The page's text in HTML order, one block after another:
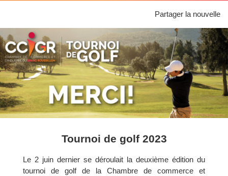
Partager la nouvelle
Tournoi de golf 2023
Le 2 juin dernier se déroulait la deuxième édition du
tournoi de golf de la Chambre de commerce et